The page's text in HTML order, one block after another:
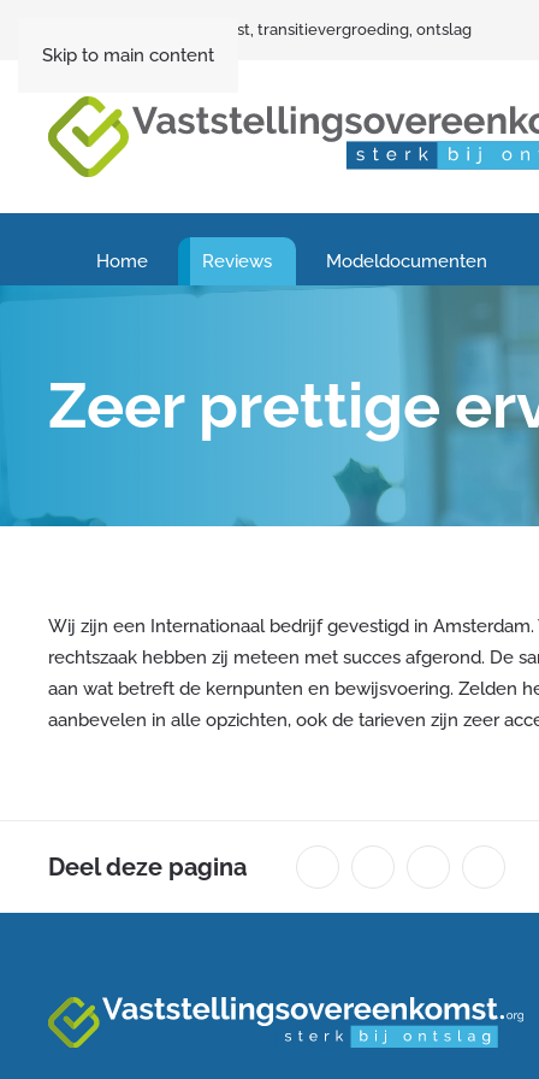
Skip to main content
Vaststellingsovereenkomst, transitievergroeding, ontslag
Home Reviews Modeldocumenten
Zeer prettige
Wij zijn een Internationaal bedrijf gevestigd in
rechtszaak hebben zij meteen met succes afgerond. De
aan wat betreft de kernpunten en bewijsvoering. Zelden
aanbevelen in alle opzichten, ook de tarieven zijn zeer
Deel deze pagina